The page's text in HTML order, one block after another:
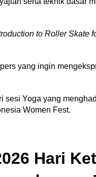
to Roller Skate
yang ingin
Yoga yang
Women Fest.
Hari